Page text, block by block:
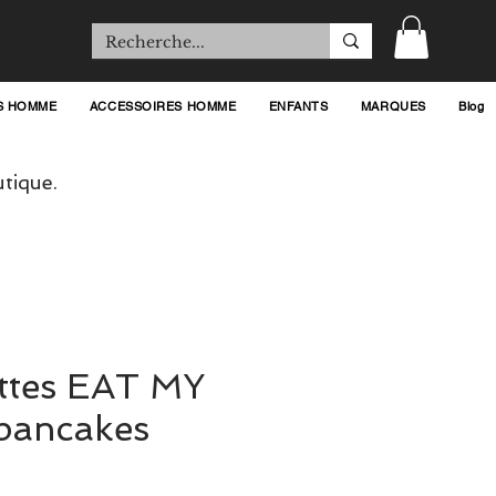
HOMME ACCESSOIRES HOMME ENFANTS MARQUES Blog
EAT MY